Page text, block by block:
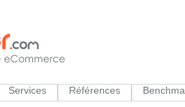
Services Références